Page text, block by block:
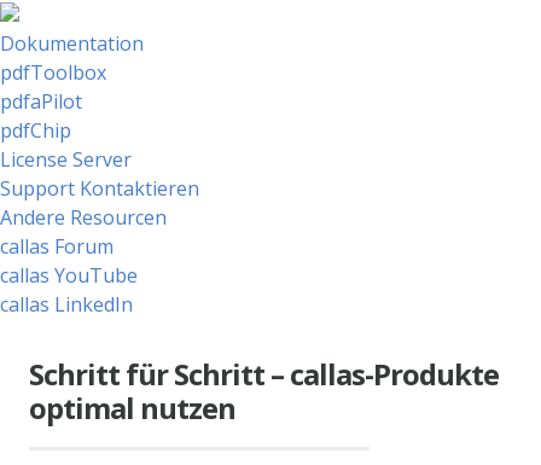
Dokumentation
pdfToolbox
pdfaPilot
pdfChip
License Server
Support Kontaktieren
Andere Resourcen
callas Forum
callas YouTube
callas LinkedIn
Schritt für Schritt – callas-Produkte
optimal nutzen